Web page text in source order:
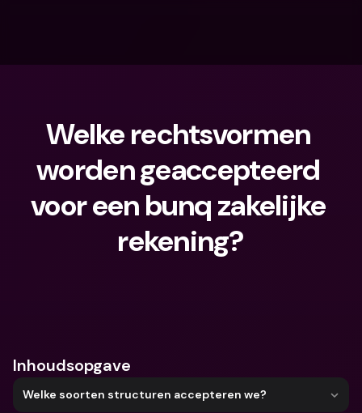
Welke rechtsvormen
worden geaccepteerd
voor een bunq zakelijke
rekening?
Inhoudsopgave
Welke soorten structuren accepteren we?